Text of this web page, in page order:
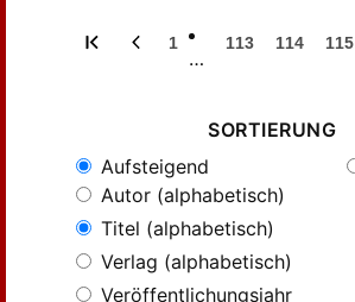
1
…
113 114 115
SORTIERUNG
Aufsteigend
Autor (alphabetisch)
Titel (alphabetisch)
Verlag (alphabetisch)
Veröffentlichungsjahr